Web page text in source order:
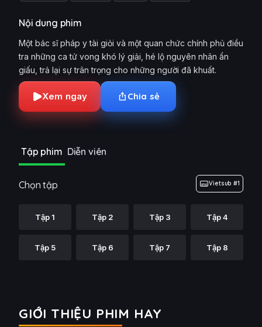
Nội dung phim
Một bác sĩ pháp y tài giỏi và một quan chức chính phủ điều
tra những ca tử vong khó lý giải, hé lộ nguyên nhân ẩn
giấu, trả lại sự trân trọng cho những người đã khuất.
Xem ngay Chia sẻ
Tập phim Diễn viên
Chọn tập Vietsub #1
Tập 1 Tập 2 Tập 3 Tập 4
Tập 5 Tập 6 Tập 7 Tập 8
GIỚI THIỆU PHIM HAY